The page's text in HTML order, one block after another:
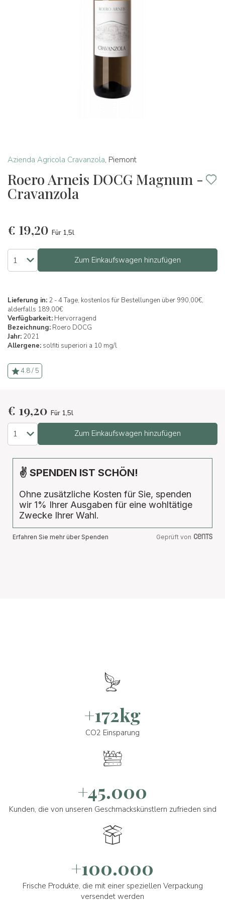
Azienda Agricola Cravanzola, Piemont
Roero Arneis DOCG Magnum -
Cravanzola
€ 19,20 Für 1,5l
Zum Einkaufswagen hinzufügen
Lieferung in: 2 - 4 Tage, kostenlos für Bestellungen über 990,00€,
alderfalls 189,00€
Verfügbarkeit: Hervorragend
Bezeichnung: Roero DOCG
Jahr: 2021
Allergene: solfiti superiori a 10 mg/l
4.8 / 5
€ 19,20 Für 1,5l
Zum Einkaufswagen hinzufügen
✌ SPENDEN IST SCHÖN!
Ohne zusätzliche Kosten für Sie, spenden
wir 1% Ihrer Ausgaben für eine wohltätige
Zwecke Ihrer Wahl.
Erfahren Sie mehr über Spenden Geprüft von
+172kg
CO2 Einsparung
+45.000
Kunden, die von unseren Geschmackskünstlern zufrieden sind
+100.000
Frische Produkte, die mit einer speziellen Verpackung
versendet werden